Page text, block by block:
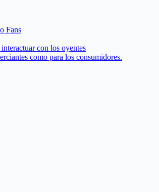
Fans
con los oyentes
como para los consumidores.